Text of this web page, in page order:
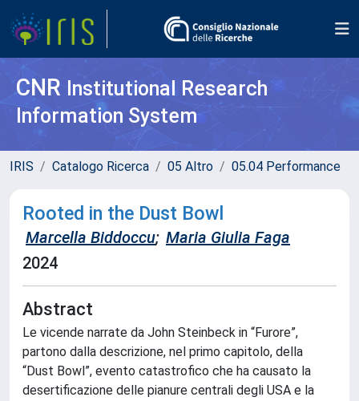
CNR Institutional Research
Information System
IRIS Catalogo Ricerca 05 Altro 05.04 Performance
Rooted in the Dust Bowl
Marcella Biddoccu; Maria Giulia Faga
2024
Abstract
Le vicende narrate da John Steinbeck in “Furore”,
partono dalla descrizione, nel primo capitolo, della
“Dust Bowl”, evento catastrofico che ha causato la
desertificazione delle pianure centrali degli USA e la